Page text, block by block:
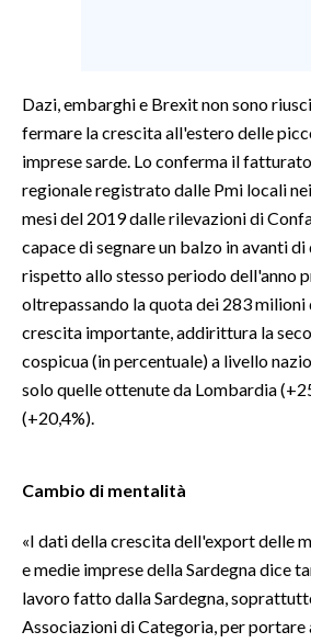
LAVORO
SPORT IN SARDEGNA
SPORT
RISULTATI E CLASSIFICHE
CALCIO
CALCIO REGIONALE
BASKET
VOLLEY
TENNIS
CULTURA
SPETTACOLI
Dazi, embarghi e Brexit non sono
fermare la crescita all'estero delle
imprese sarde. Lo conferma il
regionale registrato dalle Pmi locali
mesi del 2019 dalle rilevazioni di
capace di segnare un balzo in avanti di
rispetto allo stesso periodo dell'anno
oltrepassando la quota dei 283 milioni
crescita importante, addirittura la
cospicua (in percentuale) a livello
solo quelle ottenute da Lombardia
(+20,4%).
Cambio di mentalità
«I dati della crescita dell'export delle
e medie imprese della Sardegna dice
lavoro fatto dalla Sardegna,
Associazioni di Categoria, per portare